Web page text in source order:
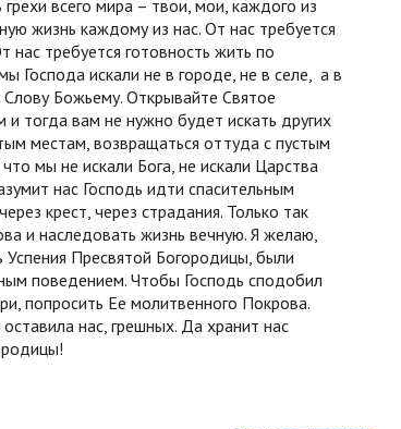
всего мира – твои, мои, каждого из
жизнь каждому из нас. От нас требуется
нас требуется готовность жить по
Господа искали не в городе, не в селе, а в
Божьему. Открывайте Святое
тогда вам не нужно будет искать других
местам, возвращаться оттуда с пустым
мы не искали Бога, не искали Царства
нас Господь идти спасительным
крест, через страдания. Только так
и наследовать жизнь вечную. Я желаю,
Успения Пресвятой Богородицы, были
поведением. Чтобы Господь сподобил
попросить Ее молитвенного Покрова.
нас, грешных. Да хранит нас